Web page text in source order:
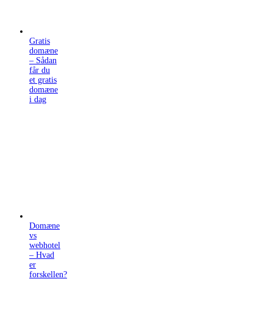
Gratis
domæne
– Sådan
får du
et gratis
domæne
i dag
Domæne
vs
webhotel
– Hvad
er
forskellen?